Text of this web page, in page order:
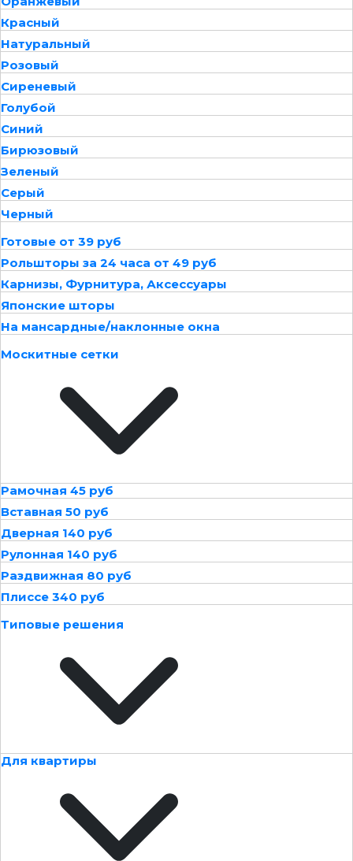
Красный
Натуральный
Розовый
Сиреневый
Голубой
Синий
Бирюзовый
Зеленый
Серый
Черный
Готовые от 39 руб
Рольшторы за 24 часа от 49 руб
Карнизы, Фурнитура, Аксессуары
Японские шторы
На мансардные/наклонные окна
Москитные сетки
Рамочная 45 руб
Вставная 50 руб
Дверная 140 руб
Рулонная 140 руб
Раздвижная 80 руб
Плиссе 340 руб
Типовые решения
Для квартиры